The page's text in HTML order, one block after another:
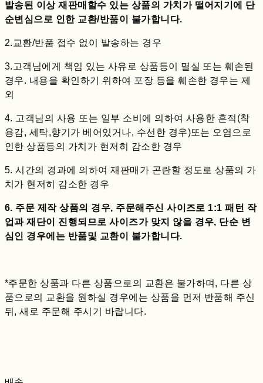
발송된 이상 재판매할수 있는 상품의 가치가 떨어지기에 단
순변심으로 인한 교환/반품이 불가합니다.
2.교환/반품 접수 없이 발송하는 경우
3.고객님에게 책임 있는 사유로 상품등이 멸실 또는 훼손된
경우. 내용을 확인하기 위하여 포장 등을 훼손한 경우는 제
외
4. 고객님의 사용 또는 일부 소비에 의하여 사용한 흔적(착
용감, 세탁,향기가 베어있거나, 수선한 경우)또는 오염으로
인한 상품등의 가치가 현저히 감소한 경우
5. 시간의 경과에 의하여 재판매가 곤란할 정도로 상품의 가
치가 현저히 감소한 경우
6. 주문 제작 상품의 경우, 주문해주신 사이즈로 1:1 패턴 작
업과 재단이 진행되므로 사이즈가 맞지 않을 경우, 단순 변
심인 경우에는 반품및 교환이 불가합니다.
*주문한 상품과 다른 상품으로의 교환은 불가하며, 다른 상
품으로의 교환을 원하실 경우에는 상품을 먼저 반품해 주신
뒤, 새로 주문해 주시기 바랍니다.